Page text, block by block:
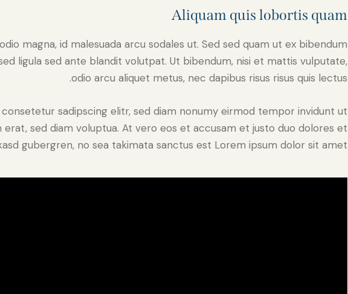
Aliquam quis lobortis quam
magna, id malesuada arcu sodales ut. Sed sed quam ut ex bibendum
ligula sed ante blandit volutpat. Ut bibendum, nisi et mattis vulputate,
odio arcu aliquet metus, nec dapibus risus risus quis lectus.
sadipscing elitr, sed diam nonumy eirmod tempor invidunt ut
sed diam voluptua. At vero eos et accusam et justo duo dolores et
gubergren, no sea takimata sanctus est Lorem ipsum dolor sit amet.